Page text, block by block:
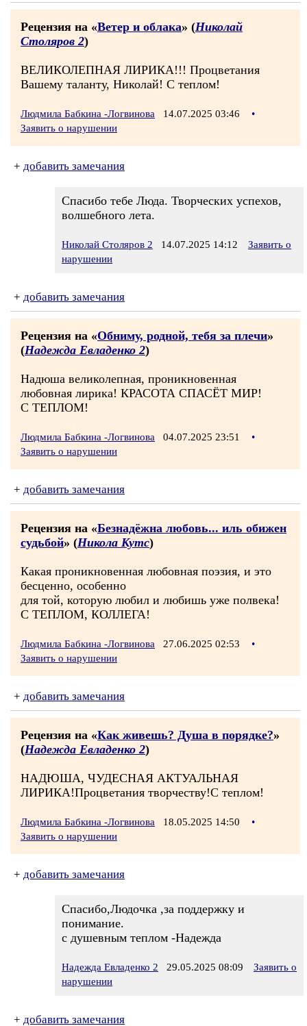
Рецензия на «Ветер и облака» (Николай
Столяров 2)
ВЕЛИКОЛЕПНАЯ ЛИРИКА!!! Процветания
Вашему таланту, Николай! С теплом!
Людмила Бабкина -Логвинова 14.07.2025 03:46
•
Заявить о нарушении
+ добавить замечания
Спасибо тебе Люда. Творческих успехов,
волшебного лета.
Николай Столяров 2 14.07.2025 14:12
Заявить о
нарушении
+ добавить замечания
Рецензия на «Обниму, родной, тебя за плечи»
(Надежда Евладенко 2)
Надюша великолепная, проникновенная
любовная лирика! КРАСОТА СПАСЁТ МИР!
С ТЕПЛОМ!
Людмила Бабкина -Логвинова 04.07.2025 23:51
•
Заявить о нарушении
+ добавить замечания
Рецензия на «Безнадёжна любовь... иль обижен
судьбой» (Никола Кутс)
Какая проникновенная любовная поэзия, и это
бесценно, особенно
для той, которую любил и любишь уже полвека!
С ТЕПЛОМ, КОЛЛЕГА!
Людмила Бабкина -Логвинова 27.06.2025 02:53
•
Заявить о нарушении
+ добавить замечания
Рецензия на «Как живешь? Душа в порядке?»
(Надежда Евладенко 2)
НАДЮША, ЧУДЕСНАЯ АКТУАЛЬНАЯ
ЛИРИКА!Процветания творчеству!С теплом!
Людмила Бабкина -Логвинова 18.05.2025 14:50
•
Заявить о нарушении
+ добавить замечания
Спасибо,Людочка ,за поддержку и
понимание.
с душевным теплом -Надежда
Надежда Евладенко 2 29.05.2025 08:09
Заявить о
нарушении
+ добавить замечания